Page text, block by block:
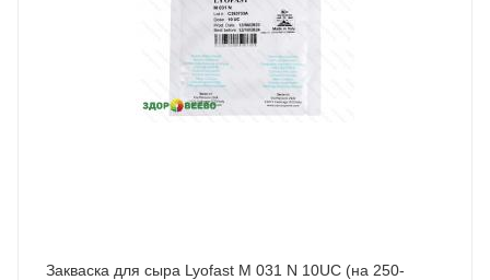
Закваска для сыра Lyofast M 031 N 10UC (на 250-